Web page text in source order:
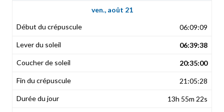
ven., août 21
06:09:09
06:39:38
20:35:00
21:05:28
13h 55m 22s